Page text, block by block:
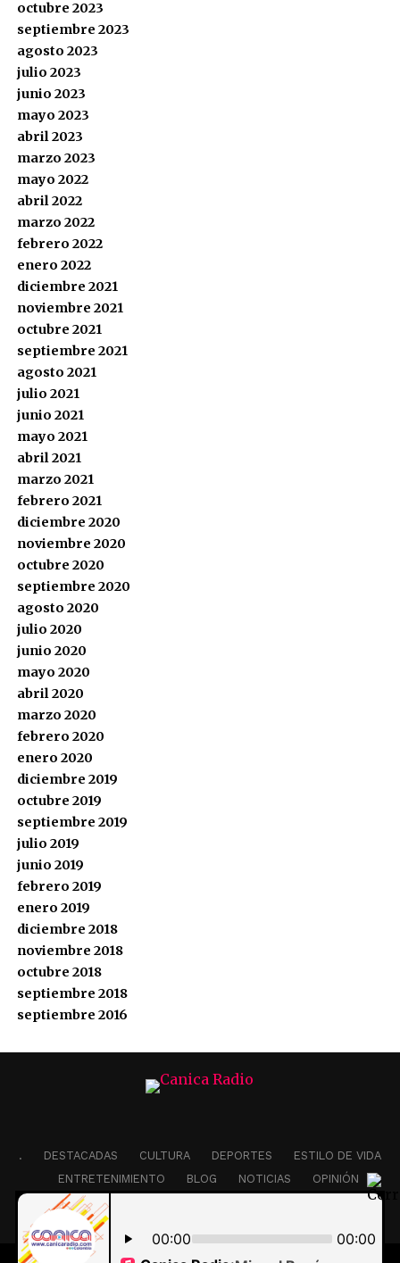
octubre 2023
septiembre 2023
agosto 2023
julio 2023
junio 2023
mayo 2023
abril 2023
marzo 2023
mayo 2022
abril 2022
marzo 2022
febrero 2022
enero 2022
diciembre 2021
noviembre 2021
octubre 2021
septiembre 2021
agosto 2021
julio 2021
junio 2021
mayo 2021
abril 2021
marzo 2021
febrero 2021
diciembre 2020
noviembre 2020
octubre 2020
septiembre 2020
agosto 2020
julio 2020
junio 2020
mayo 2020
abril 2020
marzo 2020
febrero 2020
enero 2020
diciembre 2019
octubre 2019
septiembre 2019
julio 2019
junio 2019
febrero 2019
enero 2019
diciembre 2018
noviembre 2018
octubre 2018
septiembre 2018
septiembre 2016
. DESTACADAS CULTURA DEPORTES
ESTILO DE VIDA
ENTRETENIMIENTO
BLOG NOTICIAS
OPINIÓN